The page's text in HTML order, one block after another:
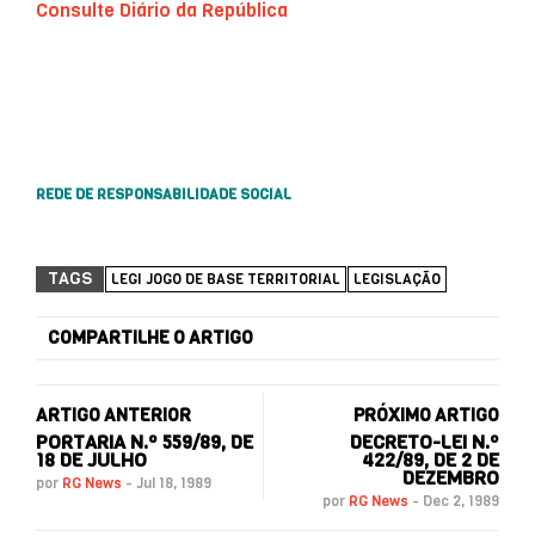
Consulte Diário da República
REDE DE RESPONSABILIDADE SOCIAL
TAGS LEGI JOGO DE BASE TERRITORIAL LEGISLAÇÃO
COMPARTILHE O ARTIGO
ARTIGO ANTERIOR
PORTARIA N.º 559/89, DE
18 DE JULHO
por RG News - Jul 18, 1989
PRÓXIMO ARTIGO
DECRETO-LEI N.º
422/89, DE 2 DE
DEZEMBRO
por RG News - Dec 2, 1989